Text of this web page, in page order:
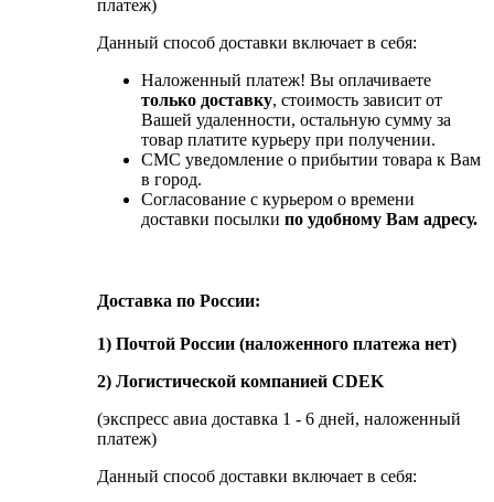
платеж)
Данный способ доставки включает в себя:
Наложенный платеж! Вы оплачиваете
только доставку, стоимость зависит от
Вашей удаленности, остальную сумму за
товар платите курьеру при получении.
СМС уведомление о прибытии товара к Вам
в город.
Согласование с курьером о времени
доставки посылки по удобному Вам адресу.
Доставка по России:
1) Почтой России (наложенного платежа нет)
2) Логистической компанией CDEK
(экспресс авиа доставка 1 - 6 дней, наложенный
платеж)
Данный способ доставки включает в себя: